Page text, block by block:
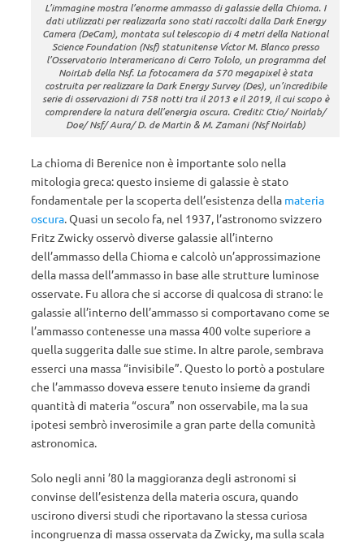
L’immagine mostra l’enorme ammasso di galassie della Chioma. I
dati utilizzati per realizzarla sono stati raccolti dalla Dark Energy
Camera (DeCam), montata sul telescopio di 4 metri della National
Science Foundation (Nsf) statunitense Víctor M. Blanco presso
l’Osservatorio Interamericano di Cerro Tololo, un programma del
NoirLab della Nsf. La fotocamera da 570 megapixel è stata
costruita per realizzare la Dark Energy Survey (Des), un’incredibile
serie di osservazioni di 758 notti tra il 2013 e il 2019, il cui scopo è
comprendere la natura dell’energia oscura. Crediti: Ctio/ Noirlab/
Doe/ Nsf/ Aura/ D. de Martin & M. Zamani (Nsf Noirlab)
La chioma di Berenice non è importante solo nella
mitologia greca: questo insieme di galassie è stato
fondamentale per la scoperta dell’esistenza della materia
oscura. Quasi un secolo fa, nel 1937, l’astronomo svizzero
Fritz Zwicky osservò diverse galassie all’interno
dell’ammasso della Chioma e calcolò un’approssimazione
della massa dell’ammasso in base alle strutture luminose
osservate. Fu allora che si accorse di qualcosa di strano: le
galassie all’interno dell’ammasso si comportavano come se
l’ammasso contenesse una massa 400 volte superiore a
quella suggerita dalle sue stime. In altre parole, sembrava
esserci una massa “invisibile”. Questo lo portò a postulare
che l’ammasso doveva essere tenuto insieme da grandi
quantità di materia “oscura” non osservabile, ma la sua
ipotesi sembrò inverosimile a gran parte della comunità
astronomica.
Solo negli anni ’80 la maggioranza degli astronomi si
convinse dell’esistenza della materia oscura, quando
uscirono diversi studi che riportavano la stessa curiosa
incongruenza di massa osservata da Zwicky, ma sulla scala